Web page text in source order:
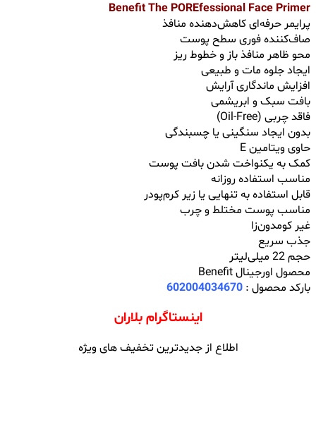
Benefit The POREfessional Face Primer
پرایمر حرفه‌ای کاهش‌دهنده منافذ
صاف‌کننده فوری سطح پوست
محو ظاهر منافذ باز و خطوط ریز
ایجاد جلوه مات و طبیعی
افزایش ماندگاری آرایش
بافت سبک و ابریشمی
فاقد چربی (Oil-Free)
بدون ایجاد سنگینی یا چسبندگی
حاوی ویتامین E
کمک به یکنواخت شدن بافت پوست
مناسب استفاده روزانه
قابل استفاده به ‌تنهایی یا زیر کرم‌پودر
مناسب پوست مختلط و چرب
غیر کومدون‌زا
جذب سریع
حجم 22 میلی‌لیتر
محصول اورجینال Benefit
بارکد محصول : 602004034670
اینستاگرام بلاران
اطلاع از جدیدترین تخفیف های ویژه